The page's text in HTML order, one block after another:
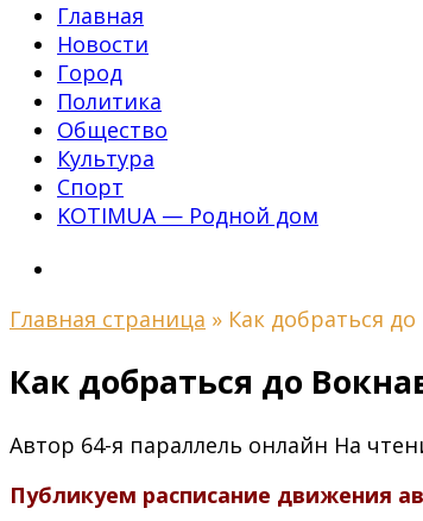
Главная
Новости
Город
Политика
Общество
Культура
Спорт
KOTIMUA — Родной дом
Главная страница » Как добраться
Как добраться до
Автор 64-я параллель онлайн На
Публикуем расписание движения